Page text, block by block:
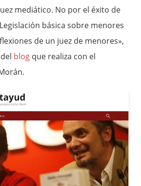
mediático. No por el éxito de
básica sobre menores
de un juez de menores»,
blog que realiza con el